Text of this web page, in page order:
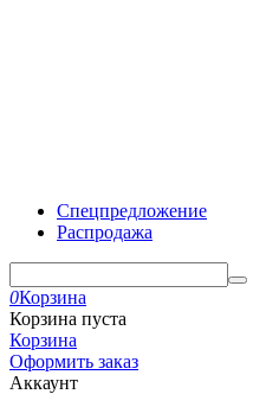
Спецпредложение
Распродажа
0Корзина
Корзина пуста
Корзина
Оформить заказ
Аккаунт